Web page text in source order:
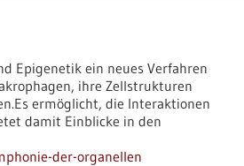
Epigenetik ein neues Verfahren
ihre Zellstrukturen
ermöglicht, die Interaktionen
damit Einblicke in den
der-organellen